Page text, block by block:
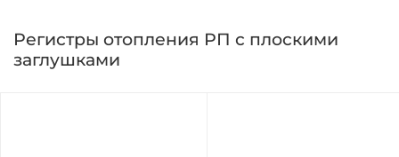
Регистры отопления РП с плоскими
заглушками